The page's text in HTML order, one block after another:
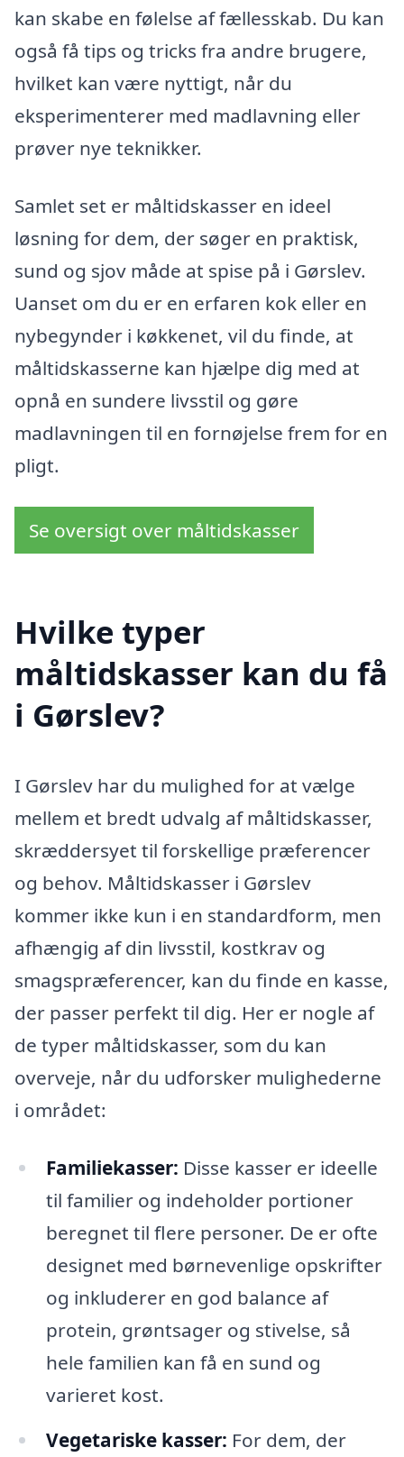
kan skabe en følelse af fællesskab. Du kan
også få tips og tricks fra andre brugere,
hvilket kan være nyttigt, når du
eksperimenterer med madlavning eller
prøver nye teknikker.
Samlet set er måltidskasser en ideel
løsning for dem, der søger en praktisk,
sund og sjov måde at spise på i Gørslev.
Uanset om du er en erfaren kok eller en
nybegynder i køkkenet, vil du finde, at
måltidskasserne kan hjælpe dig med at
opnå en sundere livsstil og gøre
madlavningen til en fornøjelse frem for en
pligt.
Se oversigt over måltidskasser
Hvilke typer
måltidskasser kan du få
i Gørslev?
I Gørslev har du mulighed for at vælge
mellem et bredt udvalg af måltidskasser,
skræddersyet til forskellige præferencer
og behov. Måltidskasser i Gørslev
kommer ikke kun i en standardform, men
afhængig af din livsstil, kostkrav og
smagspræferencer, kan du finde en kasse,
der passer perfekt til dig. Her er nogle af
de typer måltidskasser, som du kan
overveje, når du udforsker mulighederne
i området:
Familiekasser: Disse kasser er ideelle
til familier og indeholder portioner
beregnet til flere personer. De er ofte
designet med børnevenlige opskrifter
og inkluderer en god balance af
protein, grøntsager og stivelse, så
hele familien kan få en sund og
varieret kost.
Vegetariske kasser: For dem, der